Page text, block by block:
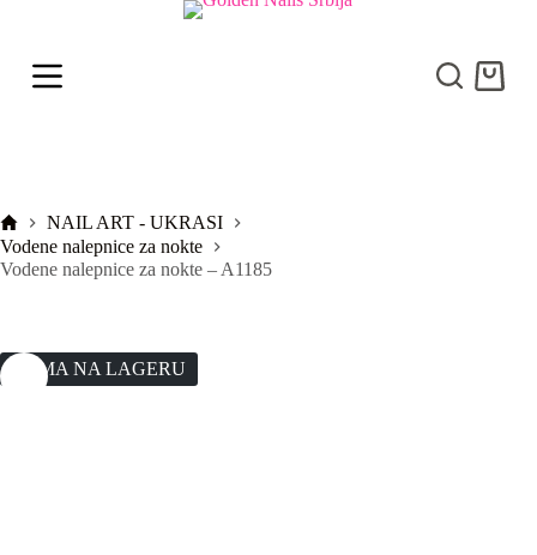
p
e
n
t
PočetnaNAIL ART - UKRASI
Vodene nalepnice za nokte
Vodene nalepnice za nokte – A1185
NEMA NA LAGERU